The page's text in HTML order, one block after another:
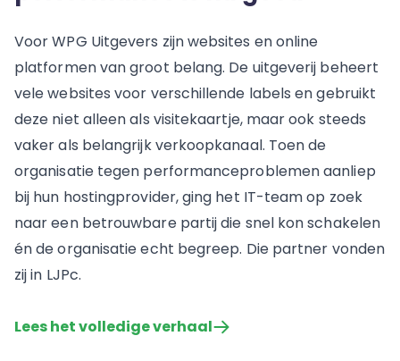
Voor WPG Uitgevers zijn websites en online
platformen van groot belang. De uitgeverij beheert
vele websites voor verschillende labels en gebruikt
deze niet alleen als visitekaartje, maar ook steeds
vaker als belangrijk verkoopkanaal. Toen de
organisatie tegen performanceproblemen aanliep
bij hun hostingprovider, ging het IT-team op zoek
naar een betrouwbare partij die snel kon schakelen
én de organisatie echt begreep. Die partner vonden
zij in LJPc.
Lees het volledige verhaal